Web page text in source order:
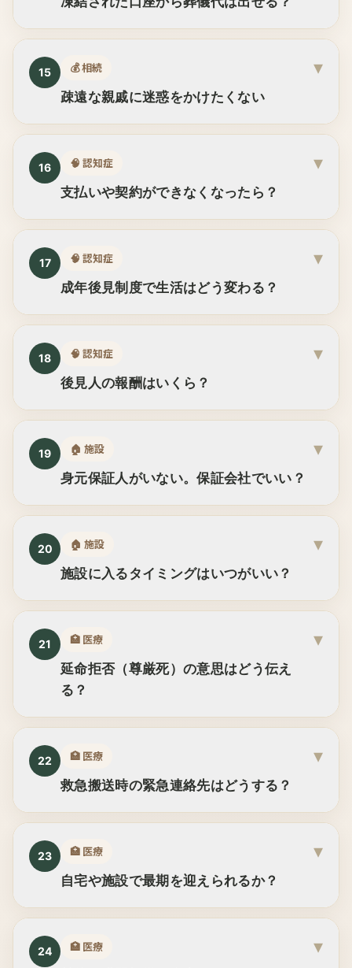
15 💰相続
疎遠な親戚に迷惑をかけたくない
▾
16 🧠 認知症
支払いや契約ができなくなったら？
▾
17 🧠 認知症
成年後見制度で生活はどう変わる？
▾
18 🧠 認知症
後見人の報酬はいくら？
▾
19 🏠 施設
身元保証人がいない。保証会社でいい？
▾
20 🏠 施設
施設に入るタイミングはいつがいい？
▾
21 🏥 医療
延命拒否（尊厳死）の意思はどう伝え
る？
▾
22 🏥 医療
救急搬送時の緊急連絡先はどうする？
▾
23 🏥 医療
自宅や施設で最期を迎えられるか？
▾
24 🏥 医療 ▾